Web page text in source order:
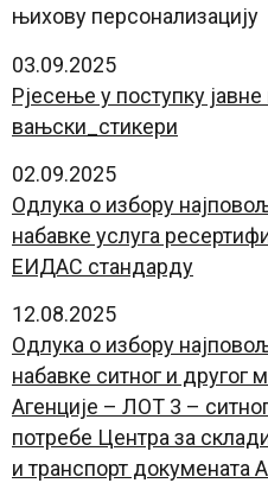
њихову персонализацију
03.09.2025
Рјесење у поступку
вањски_стикери
02.09.2025
Одлука о избору
набавке услуга
ЕИДАС стандарду
12.08.2025
Одлука о избору
набавке ситног и другог
Агенције – ЛОТ 3 –
потребе Центра за
и транспорт докумената